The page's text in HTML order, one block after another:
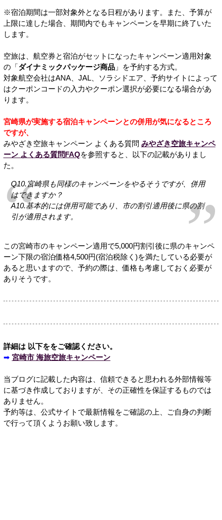
※宿泊期間は一部対象外となる日程があります。また、予算が
上限に達した場合、期間内でもキャンペーンを早期に終了いた
します。
空旅は、航空券と宿泊がセットになったキャンペーン適用対象
の「 ダイナミックパッケージ商品」を予約する方式。
対象航空会社はANA、JAL、ソラシドエア、予約サイトによって
はクーポンコードの入力やクーポン選択が必要になる場合があ
ります。
宮崎県が実施する宿泊キャンペーンとの併用が気になるところ
ですが、
みやざき空旅キャンペーン よくある質問 みやざき空旅キャンペ
ーン よくある質問FAQを参照すると、以下の記載がありまし
た。
Q10.宮崎県も同様のキャンペーンをやるそうですが、併用
はできますか？
A10.基本的には併用可能であり、市の割引適用後に県の割
引が適用されます。
この宮崎市のキャンペーン適用で5,000円割引後に県のキャンペ
ーン下限の宿泊価格4,500円(宿泊税除く)を満たしている必要が
あると思いますので、予約の際は、価格も考慮しておく必要が
ありそうです。
詳細は 以下ををご確認ください。
➡ 宮崎市 海旅空旅キャンペーン
当ブログに記載した内容は、信頼できると思われる外部情報等
に基づき作成しておりますが、その正確性を保証するものでは
ありません。
予約等は、公式サイトで最新情報をご確認の上、ご自身の判断
で行って頂くようお願い致します。